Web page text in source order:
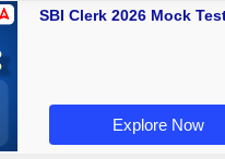
SBI Clerk 2026 Mock
Explore Now